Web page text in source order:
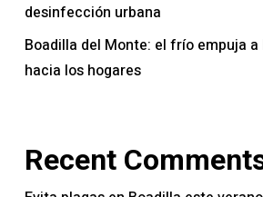
desinfección urbana
Boadilla del Monte: el frío empuja
hacia los hogares
Recent